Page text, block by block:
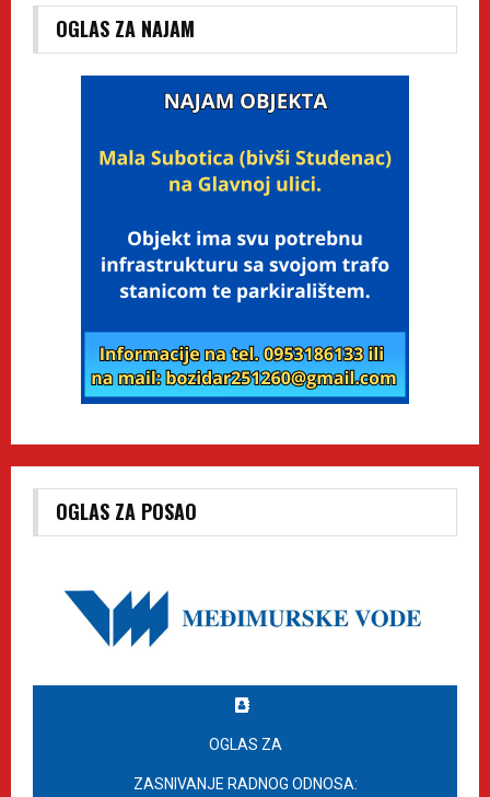
OGLAS ZA NAJAM
OGLAS ZA POSAO
OGLAS ZA
ZASNIVANJE RADNOG ODNOSA: